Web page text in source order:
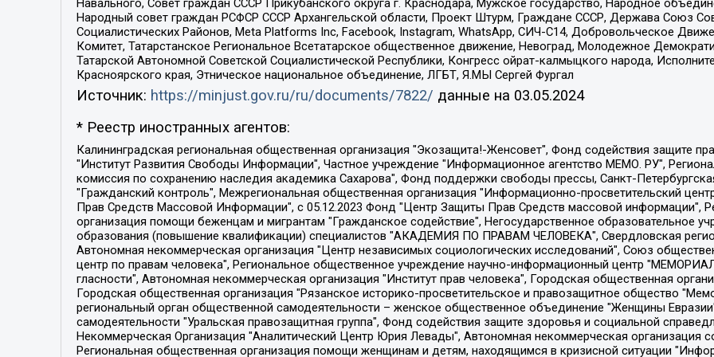
Навального, Совет граждан СССР Прикубанского округа г. Краснодара, Мужское государство, Народное
Народный совет граждан РСФСР СССР Архангельской области, Проект Штурм, Граждане СССР, Держава Союз
Социалистических Районов, Meta Platforms Inc, Facebook, Instagram, WhatsApp, СИЧ-С14, Добровольческое
Комитет, Татарстанское Региональное Всетатарское общественное движение, Невоград, Молодежное
Татарской Автономной Советской Социалистической Республики, Конгресс ойрат-калмыцкого народа,
Красноярского края, Этническое национальное объединение, ЛГБТ, Я.МЫ Сергей Фургал
Источник: https://minjust.gov.ru/ru/documents/7822/ данные на 03.05.2024
* Реестр иностранных агентов:
Калининградская региональная общественная организация "Экозащита!-Женсовет", Фонд содействия защите прав и свобод граждан "Общественный вердикт", Фонд "Институт Развития Свободы Информации", Частное учреждение "Информационное агентство МЕМО. РУ", Региональная общественная организация "Общественная комиссия по сохранению наследия академика Сахарова", Фонд поддержки свободы прессы, Санкт-Петербургская общественная правозащитная организация "Гражданский контроль", Межрегиональная общественная организация "Информационно-просветительский центр "Мемориал", Региональный Фонд "Центр Защиты Прав Средств Массовой Информации", с 05.12.2023 Фонд "Центр Защиты Прав Средств массовой информации", Региональная общественная благотворительная организация помощи беженцам и мигрантам "Гражданское содействие", Негосударственное образовательное учреждение дополнительного профессионального образования (повышение квалификации) специалистов "АКАДЕМИЯ ПО ПРАВАМ ЧЕЛОВЕКА", Свердловская региональная общественная организация "Сутяжник", Автономная некоммерческая организация "Центр независимых социологических исследований", Союз общественных объединений "Российский исследовательский центр по правам человека", Региональное общественное учреждение научно-информационный центр "МЕМОРИАЛ", Некоммерческая организация "Фонд защиты гласности", Автономная некоммерческая организация "Институт прав человека", Городская общественная организация "Екатеринбургское общество "МЕМОРИАЛ", Городская общественная организация "Рязанское историко-просветительское и правозащитное общество "Мемориал" (Рязанский Мемориал), Челябинский региональный орган общественной самодеятельности – женское общественное объединение "Женщины Евразии", Челябинский региональный орган общественной самодеятельности "Уральская правозащитная группа", Фонд содействия защите здоровья и социальной справедливости имени Андрея Рылькова, Автономная Некоммерческая Организация "Аналитический Центр Юрия Левады", Автономная некоммерческая организация социальной поддержки населения "Проект Апрель", Региональная общественная организация помощи женщинам и детям, находящимся в кризисной ситуации "Информационно-методический центр "Анна", Фонд содействия развитию массовых коммуникаций и правовому просвещению "Так-так-Так", Фонд содействия устойчивому развитию "Серебряная тайга", Свердловский региональный общественный фонд социальных проектов "Новое время", "Idel.Реалии", Кавказ.Реалии, Крым.Реалии, Телеканал Настоящее Время, Татаро-башкирская служба Радио Свобода (Azatliq Radiosi), Радио Свободная Европа/Радио Свобода (PCE/PC), "Сибирь.Реалии", "Фактограф", Благотворительный фонд помощи осужденным и их семьям, Автономная некоммерческая организация "Институт глобализации и социальных движений", Фонд "В защиту прав заключенных", Частное учреждение "Центр поддержки и содействия развитию средств массовой информации", Пензенский региональный общественный благотворительный фонд "Гражданский союз", "Север.Реалии", Некоммерческая организация Фонд "Правовая инициатива", Общество с ограниченной ответственностью "Радио Свободная Европа/Радио Свобода", Чешское информационное агентство "MEDIUM-ORIENT", Красноярская региональная общественная организация "Мы против СПИДа", Камалягин Денис Николаевич, Маркелов Сергей Евгеньевич, Пономарев Лев Александрович, Савицкая Людмила Алексеевна, Автономная некоммерческая организация "Центр по работе с проблемой насилия "НАСИЛИЮ.НЕТ", Межрегиональный профессиональный союз работников здравоохранения "Альянс врачей", Юридическое лицо, зарегистрированное в Латвийской Республике, SIA "Medusa Project" (регистрационный номер 40103797863, дата регистрации 10.06.2014), Некоммерческая организация "Фонд по борьбе с коррупцией", Автономная некоммерческая организация "Институт права и публичной политики", Баданин Роман Сергеевич, Гликин Максим Александрович, Железнова Мария Михайловна, Лукьянова Юлия Сергеевна, Маетная Елизавета Витальевна, Маняхин Петр Борисович, Чуракова Ольга Владимировна, Ярош Юлия Петровна, Юридическое лицо "The Insider SIA", зарегистрированное в Риге, Латвийская Республика (дата регистрации 26.06.2015), являющееся администратором доменного имени интернет-издания "The Insider SIA", https://theins.ru, Постернак Алексей Евгеньевич, Рубин Михаил Аркадьевич, Анин Роман Александрович, Юридическое лицо Istories fonds, зарегистрированное в Латвийской Республике (регистрационный номер 50008295751, дата регистрации 24.02.2020), Великовский Дмитрий Александрович, Долинина Ирина Николаевна, Мароховская Алеся Алексеевна, Шлейнов Роман Юрьевич, Шмагун Олеся Валентиновна, Общество с ограниченной ответственностью "Альтаир 2021", Общество с ограниченной ответственностью "Вега 2021", Общество с ограниченной ответственностью "Главный редактор 2021", Общество с ограниченной ответственностью "Ромашки монолит", Важенков Артем Валерьевич, Ивановская областная общественная организация "Центр гендерных исследований", Гурман Юрий Альбертович, Медиапроект "ОВД-Инфо", Егоров Владимир Владимирович, Жилинский Владимир Александрович, Общество с ограниченной ответственностью "ЗП", Иванова София Юрьевна, Карезина Инна Павловна, Кильтау Екатерина Викторовна, Петров Алексей Викторович, Пискунов Сергей Евгеньевич, Смирнов Сергей Сергеевич, Тихонов Михаил Сергеевич, Общество с ограниченной ответственностью "ЖУРНАЛИСТ-ИНОСТРАННЫЙ АГЕНТ", Арапова Галина Юрьевна, Вольтская Татьяна Анатольевна, Американская компания "Mason G.E.S. Anonymous Foundation" (США), являющаяся владельцем интернет-издания https://mnews.world/, Компания "Stichting Bellingcat", зарегистрированная в Нидерландах (дата регистрации 11.07.2018), Захаров Андрей Вячеславович, Клепиковская Екатерина Дмитриевна, Общество с ограниченной ответственностью "МЕМО", Перл Роман Александрович, Симонов Евгений Алексеевич, Соловьева Елена Анатольевна, Сотников Даниил Владимирович, Сурначева Елизавета Дмитриевна, Автономная некоммерческая организация по защите прав человека и информированию населения "Якутия – Наше Мнение", Общество с ограниченной ответственностью "Москоу диджитал медиа", с 26.01.2023 Общество с ограниченной ответственностью "Чайка Белые сады", Ветошкина Валерия Валерьевна, Заговора Максим Александрович, Межрегиональное общественное движение "Российская ЛГБТ - сеть", Оленичев Максим Владимирович, Павлов Иван Юрьевич, Скворцова Елена Сергеевна, Общество с ограниченной ответственностью "Как бы инагент", Кочетков Игорь Викторович, Общество с ограниченной ответственностью "Честные выборы", Еланчик Олег Александрович, Общество с ограниченной ответственностью "Нобелевский призыв", Гималова Регина Эмилевна, Григорьев Андрей Валерьевич, Григорьева Алина Александровна, Ассоциация по содействию защите прав призывников, альтернативнослужащих и военнослужащих "Правозащитная группа